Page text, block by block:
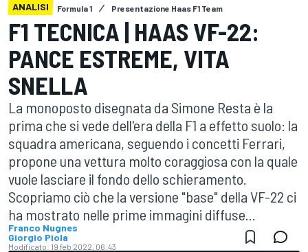
ANALISI Formula 1 Presentazione Haas F1 Team
F1 TECNICA | HAAS VF-22:
PANCE ESTREME, VITA
SNELLA
La monoposto disegnata da Simone Resta è la
prima che si vede dell'era della F1 a effetto suolo: la
squadra americana, seguendo i concetti Ferrari,
propone una vettura molto coraggiosa con la quale
vuole lasciare il fondo dello schieramento.
Scopriamo ciò che la versione "base" della VF-22 ci
ha mostrato nelle prime immagini diffuse...
Franco Nugnes
Giorgio Piola
Modificato: 19 feb 2022, 06:43